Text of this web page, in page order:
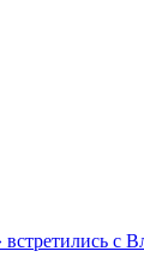
встретились с